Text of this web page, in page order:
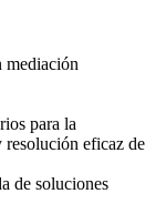
mediación
para la
eficaz de
de soluciones